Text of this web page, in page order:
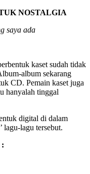
NOSTALGIA
saya ada
kaset sudah tidak
album sekarang
CD. Pemain kaset juga
hanyalah tinggal
digital di dalam
lagu-lagu tersebut.
: